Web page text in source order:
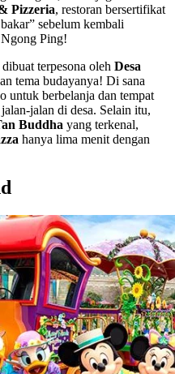
Pizzeria, restoran bersertifikat
sebelum kembali
Ping!
terpesona oleh Desa
tema budayanya! Di sana
untuk berbelanja dan tempat
jalan di desa. Selain itu,
Buddha yang terkenal,
hanya lima menit dengan